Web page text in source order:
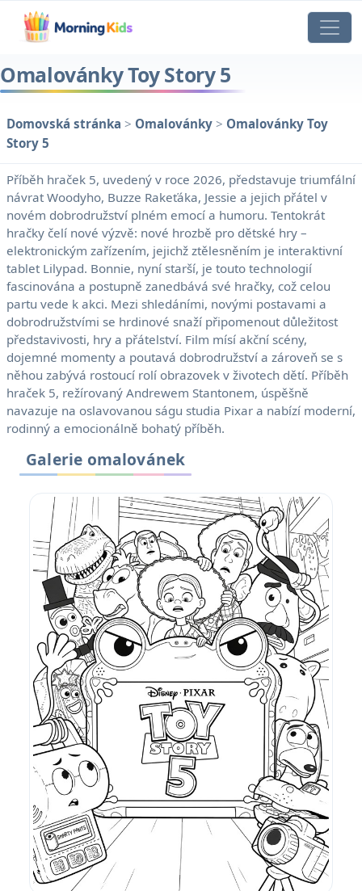
Omalovánky Toy Story 5
Domovská stránka > Omalovánky > Omalovánky Toy
Story 5
Příběh hraček 5, uvedený v roce 2026, představuje triumfální
návrat Woodyho, Buzze Rakeťáka, Jessie a jejich přátel v
novém dobrodružství plném emocí a humoru. Tentokrát
hračky čelí nové výzvě: nové hrozbě pro dětské hry –
elektronickým zařízením, jejichž ztělesněním je interaktivní
tablet Lilypad. Bonnie, nyní starší, je touto technologií
fascinována a postupně zanedbává své hračky, což celou
partu vede k akci. Mezi shledáními, novými postavami a
dobrodružstvími se hrdinové snaží připomenout důležitost
představivosti, hry a přátelství. Film mísí akční scény,
dojemné momenty a poutavá dobrodružství a zároveň se s
něhou zabývá rostoucí rolí obrazovek v životech dětí. Příběh
hraček 5, režírovaný Andrewem Stantonem, úspěšně
navazuje na oslavovanou ságu studia Pixar a nabízí moderní,
rodinný a emocionálně bohatý příběh.
Galerie omalovánek